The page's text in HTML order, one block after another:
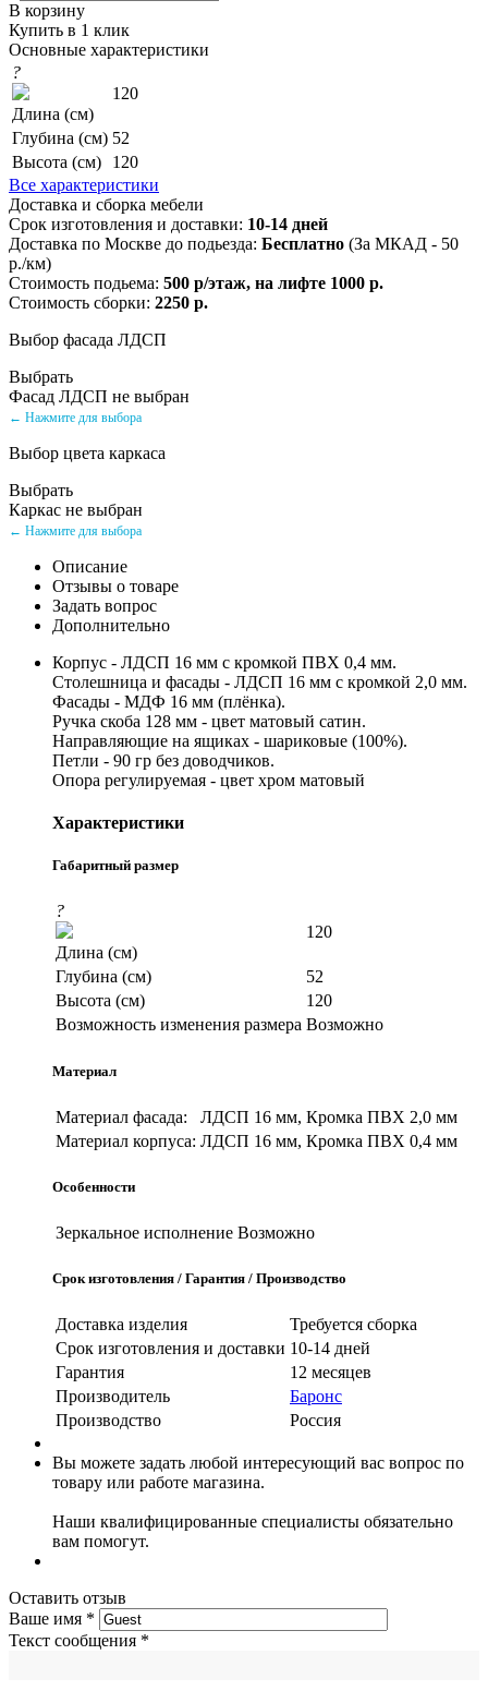
В корзину
Купить в 1 клик
Основные характеристики
?
Длина (см)
120
Глубина (см) 52
Высота (см)
120
Все характеристики
Доставка и сборка мебели
Срок изготовления и доставки: 10-14 дней
Доставка по Москве до подьезда: Бесплатно (За МКАД - 50
р./км)
Стоимость подьема: 500 р/этаж, на лифте 1000 р.
Стоимость сборки: 2250 р.
Выбор фасада ЛДСП
Выбрать
Фасад ЛДСП не выбран
← Нажмите для выбора
Выбор цвета каркаса
Выбрать
Каркас не выбран
← Нажмите для выбора
Описание
Отзывы о товаре
Задать вопрос
Дополнительно
Корпус - ЛДСП 16 мм с кромкой ПВХ 0,4 мм.
Столешница и фасады - ЛДСП 16 мм с кромкой 2,0 мм.
Фасады - МДФ 16 мм (плёнка).
Ручка скоба 128 мм - цвет матовый сатин.
Направляющие на ящиках - шариковые (100%).
Петли - 90 гр без доводчиков.
Опора регулируемая - цвет хром матовый
Характеристики
Габаритный размер
?
Длина (см)
120
Глубина (см)
52
Высота (см)
120
Возможность изменения размера Возможно
Материал
Материал фасада:
ЛДСП 16 мм, Кромка ПВХ 2,0 мм
Материал корпуса: ЛДСП 16 мм, Кромка ПВХ 0,4 мм
Особенности
Зеркальное исполнение Возможно
Срок изготовления / Гарантия / Производство
Доставка изделия
Требуется сборка
Срок изготовления и доставки 10-14 дней
Гарантия
12 месяцев
Производитель
Баронс
Производство
Россия
Вы можете задать любой интересующий вас вопрос по
товару или работе магазина.
Наши квалифицированные специалисты обязательно
вам помогут.
Оставить отзыв
Ваше имя *
Текст сообщения *